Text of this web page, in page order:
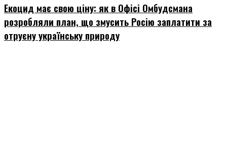
Екоцид має свою ціну: як в Офісі Омбудсмана
розробляли план, що змусить Росію заплатити за
отруєну українську природу